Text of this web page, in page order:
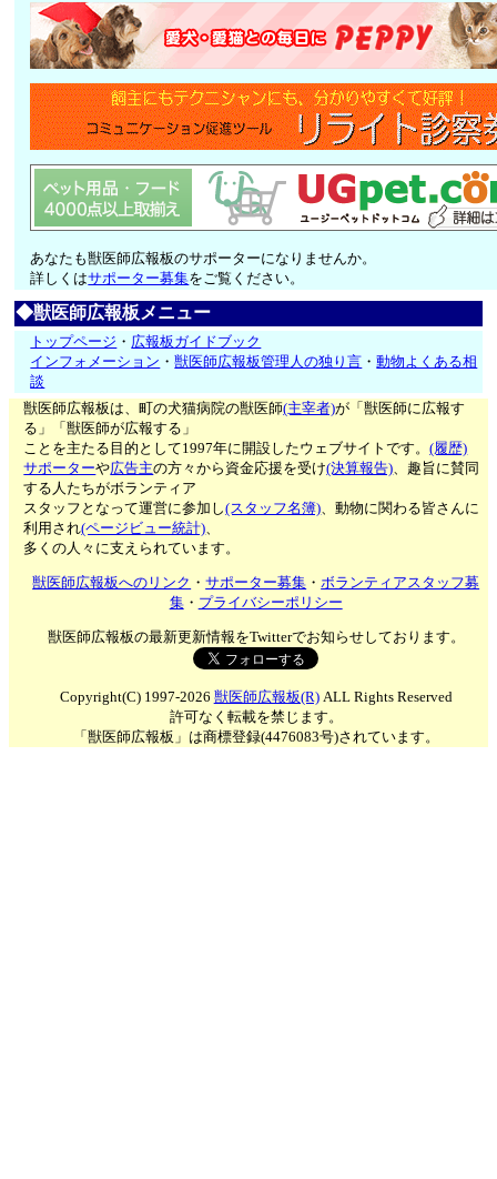
あなたも獣医師広報板のサポーターになりませんか。
詳しくはサポーター募集をご覧ください。
◆獣医師広報板メニュー
トップページ ・ 広報板ガイドブック
インフォメーション ・獣医師広報板管理人の独り言 ・動物よくある相
談
獣医師広報板は、町の犬猫病院の獣医師(主宰者)が「獣医師に広報す
る」「獣医師が広報する」
ことを主たる目的として1997年に開設したウェブサイトです。(履歴)
サポーターや広告主の方々から資金応援を受け(決算報告)、趣旨に賛同
する人たちがボランティア
スタッフとなって運営に参加し(スタッフ名簿)、動物に関わる皆さんに
利用され(ページビュー統計)、
多くの人々に支えられています。
獣医師広報板へのリンク ・サポーター募集 ・ボランティアスタッフ募
集・ プライバシーポリシー
獣医師広報板の最新更新情報をTwitterでお知らせしております。
Copyright(C) 1997-2026 獣医師広報板(R)ALL Rights Reserved
許可なく転載を禁じます。
「獣医師広報板」は商標登録(4476083号)されています。